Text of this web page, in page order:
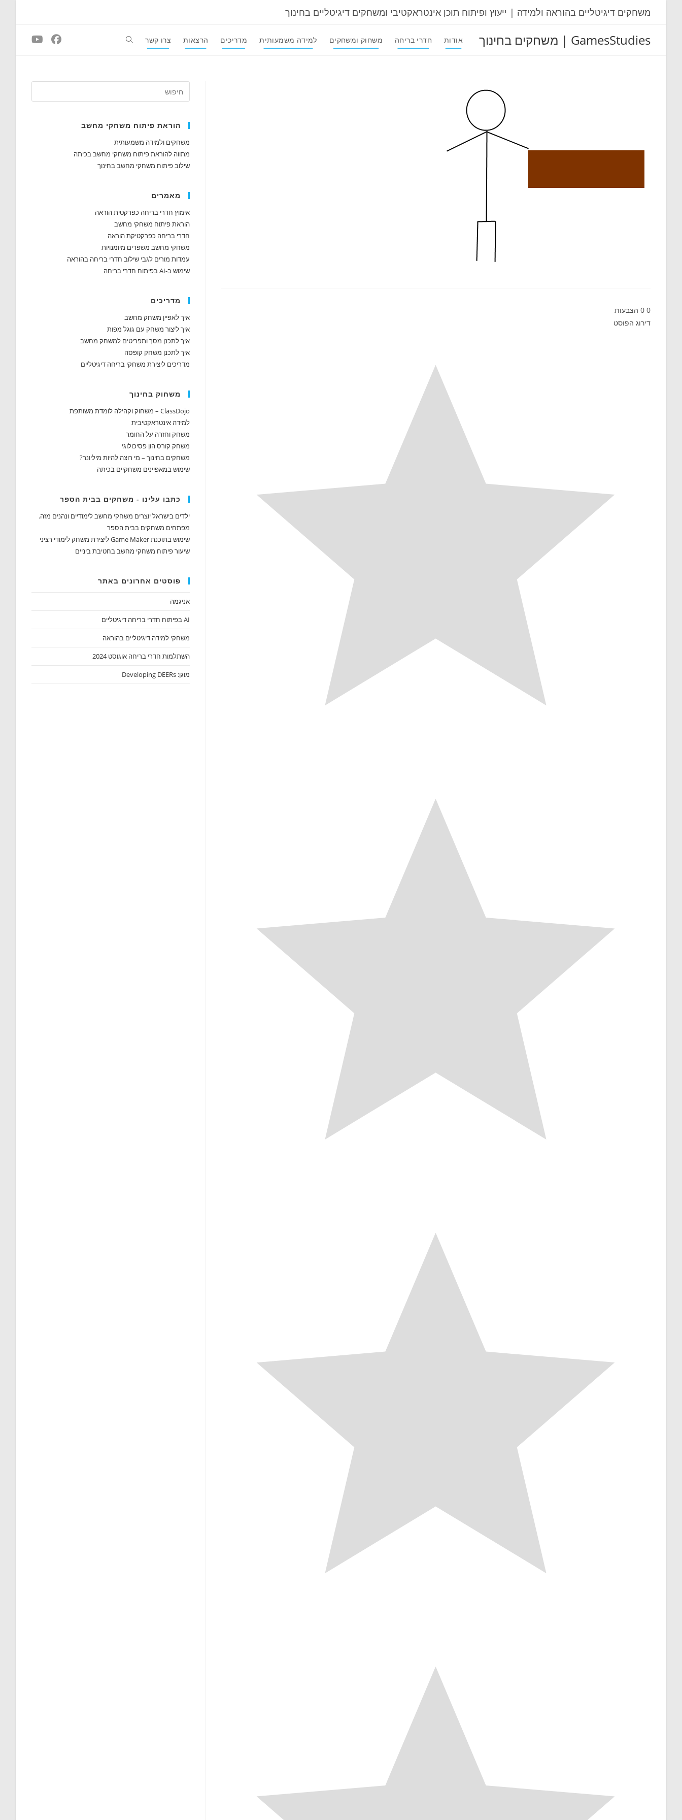
משחקים דיגיטליים בהוראה ולמידה | ייעוץ ופיתוח תוכן אינטראקטיבי ומשחקים דיגיטליים בחינוך
GamesStudies | משחקים בחינוך אודות חדרי בריחה משחוק ומשחקים למידה משמעותית מדריכים הרצאות צרו קשר Toggle
search
0
0 הצבעות
דירוג הפוסט
הוראת פיתוח משחקי מחשב
משחקים ולמידה משמעותית
מתווה להוראת פיתוח משחקי מחשב בכיתה
שילוב פיתוח משחקי מחשב בחינוך
מאמרים
אימוץ חדרי בריחה כפרקטית הוראה
הוראת פיתוח משחקי מחשב
חדרי בריחה כפרקטיקת הוראה
משחקי מחשב משפרים מיומנויות
עמדות מורים לגבי שילוב חדרי בריחה בהוראה
שימוש ב-AI בפיתוח חדרי בריחה
מדריכים
איך לאפיין משחק מחשב
איך ליצור משחק עם גוגל מפות
איך לתכנן מסך ותפריטים למשחק מחשב
איך לתכנן משחק קופסה
מדריכים ליצירת משחקי בריחה דיגיטליים
משחוק בחינוך
ClassDojo – משחוק וקהילה לומדת משותפת
למידה אינטראקטיבית
משחק וחזרה על החומר
משחק קורס הון פסיכולוגי
משחקים בחינוך – מי רוצה להיות מיליונר?
שימוש במאפיינים משחקיים בכיתה
כתבו עלינו - משחקים בבית הספר
ילדים בישראל יוצרים משחקי מחשב לימודיים ונהנים מזה.
מפתחים משחקים בבית הספר
שימוש בתוכנת Game Maker ליצירת משחק לימודי רציני
שיעור פיתוח משחקי מחשב בחטיבת ביניים
פוסטים אחרונים באתר
אניגמה
AI בפיתוח חדרי בריחה דיגיטליים
משחקי למידה דיגיטליים בהוראה
השתלמות חדרי בריחה אוגוסט 2024
מוגן: Developing DEERs